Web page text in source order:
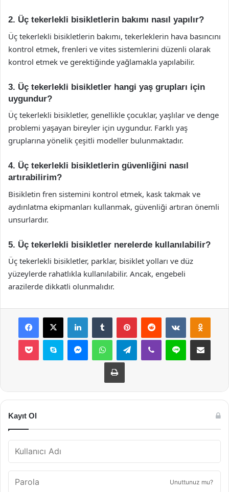
2. Üç tekerlekli bisikletlerin bakımı nasıl yapılır?
Üç tekerlekli bisikletlerin bakımı, tekerleklerin hava basıncını
kontrol etmek, frenleri ve vites sistemlerini düzenli olarak
kontrol etmek ve gerektiğinde yağlamakla yapılabilir.
3. Üç tekerlekli bisikletler hangi yaş grupları için
uygundur?
Üç tekerlekli bisikletler, genellikle çocuklar, yaşlılar ve denge
problemi yaşayan bireyler için uygundur. Farklı yaş
gruplarına yönelik çeşitli modeller bulunmaktadır.
4. Üç tekerlekli bisikletlerin güvenliğini nasıl
artırabilirim?
Bisikletin fren sistemini kontrol etmek, kask takmak ve
aydınlatma ekipmanları kullanmak, güvenliği artıran önemli
unsurlardır.
5. Üç tekerlekli bisikletler nerelerde kullanılabilir?
Üç tekerlekli bisikletler, parklar, bisiklet yolları ve düz
yüzeylerde rahatlıkla kullanılabilir. Ancak, engebeli
arazilerde dikkatli olunmalıdır.
Facebook
X LinkedInTumblr PinterestReddit VKontakte
Pocket Skype MessengerWhatsAppTelegramViber Line E-Posta ile
Yazdır
Kayıt Ol
Unuttunuz mu?